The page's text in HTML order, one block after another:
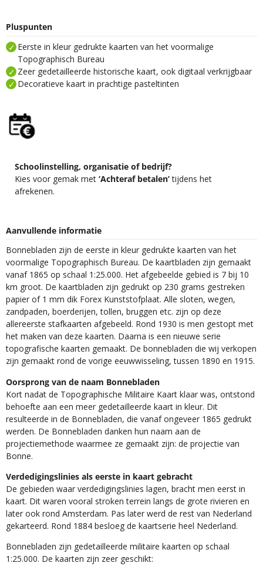
Pluspunten
Eerste in kleur gedrukte kaarten van het voormalige
Topographisch Bureau
Zeer gedetailleerde historische kaart, ook digitaal verkrijgbaar
Decoratieve kaart in prachtige pasteltinten
Schoolinstelling, organisatie of bedrijf?
Kies voor gemak met ‘Achteraf betalen’tijdens het
afrekenen.
Aanvullende informatie
Bonnebladen zijn de eerste in kleur gedrukte kaarten van het
voormalige Topographisch Bureau. De kaartbladen zijn gemaakt
vanaf 1865 op schaal 1:25.000. Het afgebeelde gebied is 7 bij 10
km groot. De kaartbladen zijn gedrukt op 230 grams gestreken
papier of 1 mm dik Forex Kunststofplaat. Alle sloten, wegen,
zandpaden, boerderijen, tollen, bruggen etc. zijn op deze
allereerste stafkaarten afgebeeld. Rond 1930 is men gestopt met
het maken van deze kaarten. Daarna is een nieuwe serie
topografische kaarten gemaakt. De bonnebladen die wij verkopen
zijn gemaakt rond de vorige eeuwwisseling, tussen 1890 en 1915.
Oorsprong van de naam Bonnebladen
Kort nadat de Topographische Militaire Kaart klaar was, ontstond
behoefte aan een meer gedetailleerde kaart in kleur. Dit
resulteerde in de Bonnebladen, die vanaf ongeveer 1865 gedrukt
werden. De Bonnebladen danken hun naam aan de
projectiemethode waarmee ze gemaakt zijn: de projectie van
Bonne.
Verdedigingslinies als eerste in kaart gebracht
De gebieden waar verdedigingslinies lagen, bracht men eerst in
kaart. Dit waren vooral stroken terrein langs de grote rivieren en
later ook rond Amsterdam. Pas later werd de rest van Nederland
gekarteerd. Rond 1884 besloeg de kaartserie heel Nederland.
Bonnebladen zijn gedetailleerde militaire kaarten op schaal
1:25.000. De kaarten zijn zeer geschikt:​